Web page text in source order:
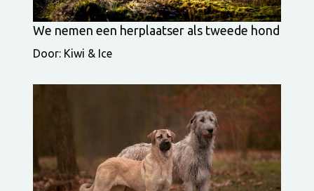
We nemen een herplaatser als tweede hond
Door: Kiwi & Ice